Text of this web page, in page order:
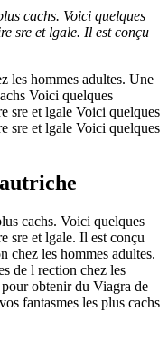
cachs. Voici quelques
sre et lgale. Il est conçu
les hommes adultes. Une
Voici quelques
sre et lgale Voici quelques
sre et lgale Voici quelques
cachs. Voici quelques
sre et lgale. Il est conçu
chez les hommes adultes.
de l rection chez les
obtenir du Viagra de
fantasmes les plus cachs